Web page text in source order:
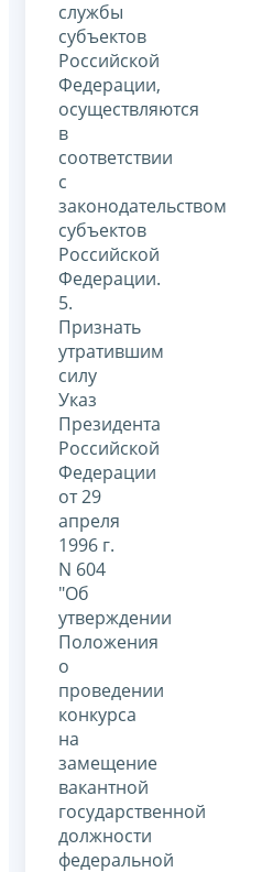
службы
субъектов
Российской
Федерации,
осуществляются
в
соответствии
с
законодательством
субъектов
Российской
Федерации.
5.
Признать
утратившим
силу
Указ
Президента
Российской
Федерации
от 29
апреля
1996 г.
N 604
"Об
утверждении
Положения
о
проведении
конкурса
на
замещение
вакантной
государственной
должности
федеральной